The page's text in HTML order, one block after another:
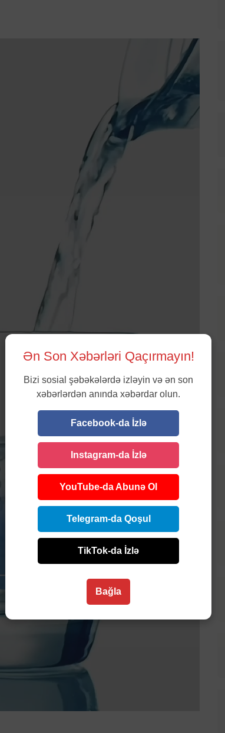
Ən Son Xəbərləri Qaçırmayın!
Bizi sosial şəbəkələrdə izləyin və ən son
xəbərlərdən anında xəbərdar olun.
Facebook-da İzlə
Instagram-da İzlə
YouTube-da Abunə Ol
Telegram-da Qoşul
TikTok-da İzlə
Bağla